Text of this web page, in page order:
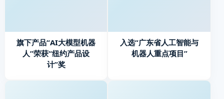
旗下产品“AI大模型机器
人”荣获“纽约产品设
计”奖
入选“广东省人工智能与
机器人重点项目”